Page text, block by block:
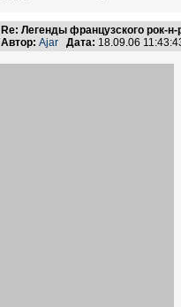
Re: Легенды французского рок-
Автор: Ajar Дата: 18.09.06